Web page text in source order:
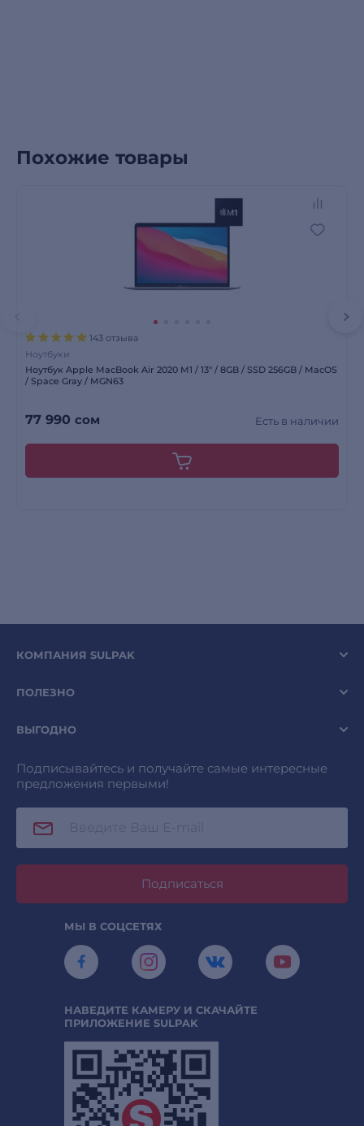
Похожие товары
143 отзыва
Ноутбуки
Ноутбук Apple MacBook Air 2020 M1 / 13″ / 8GB / SSD 256GB / MacOS
/ Space Gray / MGN63
77 990 сом Есть в наличии
КОМПАНИЯ SULPAK
ПОЛЕЗНО
ВЫГОДНО
Подписывайтесь и получайте самые интересные
предложения первыми!
Подписаться
МЫ В СОЦСЕТЯХ
НАВЕДИТЕ КАМЕРУ И СКАЧАЙТЕ
ПРИЛОЖЕНИЕ SULPAK